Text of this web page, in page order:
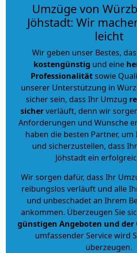
Umzüge von
Jöhstadt: Wir
leicht
Wir geben unser Bestes,
kostengünstig und eine
Professionalitätsowie
unserer Unterstützung in
sicher sein, dass Ihr Umzug
sicherverläuft, denn wir
Anforderungen und Wünsche
haben die besten Partner,
und sicherzustellen, dass
Jöhstadt ein
Wir sorgen dafür, dass Ihr
reibungslos verläuft und alle
und unbeschadet an Ihrem
ankommen. Überzeugen Sie
günstigen Angeboten und
umfassender Service wird
überzeugen.